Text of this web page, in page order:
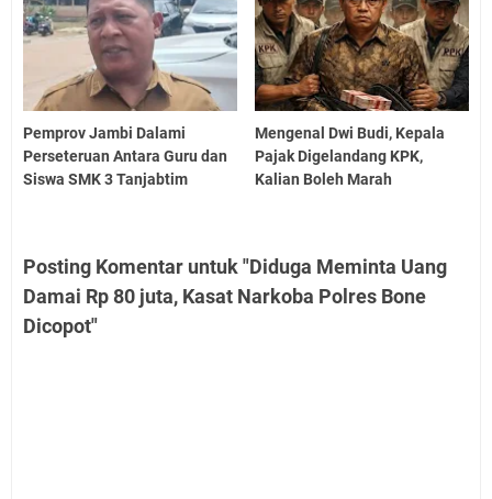
Pemprov Jambi Dalami
Perseteruan Antara Guru dan
Siswa SMK 3 Tanjabtim
Mengenal Dwi Budi, Kepala
Pajak Digelandang KPK,
Kalian Boleh Marah
Posting Komentar untuk "Diduga Meminta Uang
Damai Rp 80 juta, Kasat Narkoba Polres Bone
Dicopot"